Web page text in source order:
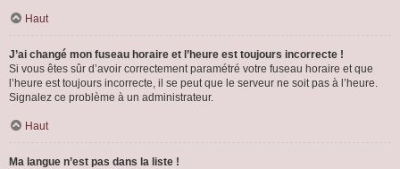
Haut
J’ai changé mon fuseau horaire et l’heure est toujours incorrecte !
Si vous êtes sûr d’avoir correctement paramétré votre fuseau horaire et que
l’heure est toujours incorrecte, il se peut que le serveur ne soit pas à l’heure.
Signalez ce problème à un administrateur.
Haut
Ma langue n’est pas dans la liste !